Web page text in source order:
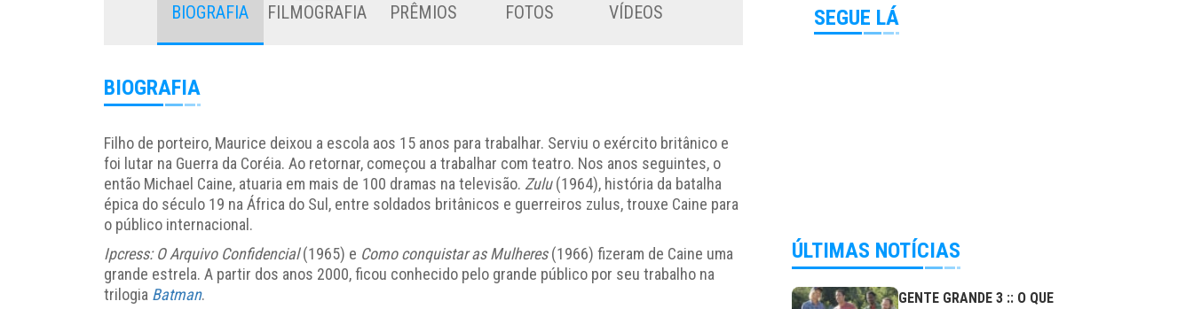
BIOGRAFIA FILMOGRAFIA PRÊMIOS FOTOS VÍDEOS
BIOGRAFIA
Filho de porteiro, Maurice deixou a escola aos 15 anos para trabalhar. Serviu o exército britânico e
foi lutar na Guerra da Coréia. Ao retornar, começou a trabalhar com teatro. Nos anos seguintes, o
então Michael Caine, atuaria em mais de 100 dramas na televisão. Zulu(1964), história da batalha
épica do século 19 na África do Sul, entre soldados britânicos e guerreiros zulus, trouxe Caine para
o público internacional.
Ipcress: O Arquivo Confidencial(1965) e Como conquistar as Mulheres(1966) fizeram de Caine uma
grande estrela. A partir dos anos 2000, ficou conhecido pelo grande público por seu trabalho na
trilogia Batman.
SEGUE LÁ
ÚLTIMAS NOTÍCIAS
GENTE GRANDE 3 :: O QUE